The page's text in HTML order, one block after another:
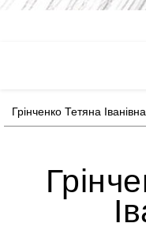
Грінченко Тетяна Іванівна